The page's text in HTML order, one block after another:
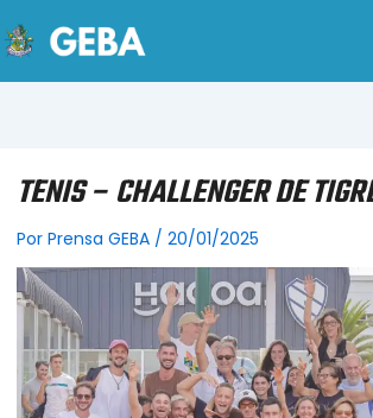
TENIS – CHALLENGER DE
Por Prensa GEBA / 20/01/2025